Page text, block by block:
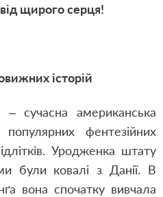
щирого серця!
історій
сучасна американська
фентезійних
Уродженка штату
були ковалі з Данії. В
вона спочатку вивчала